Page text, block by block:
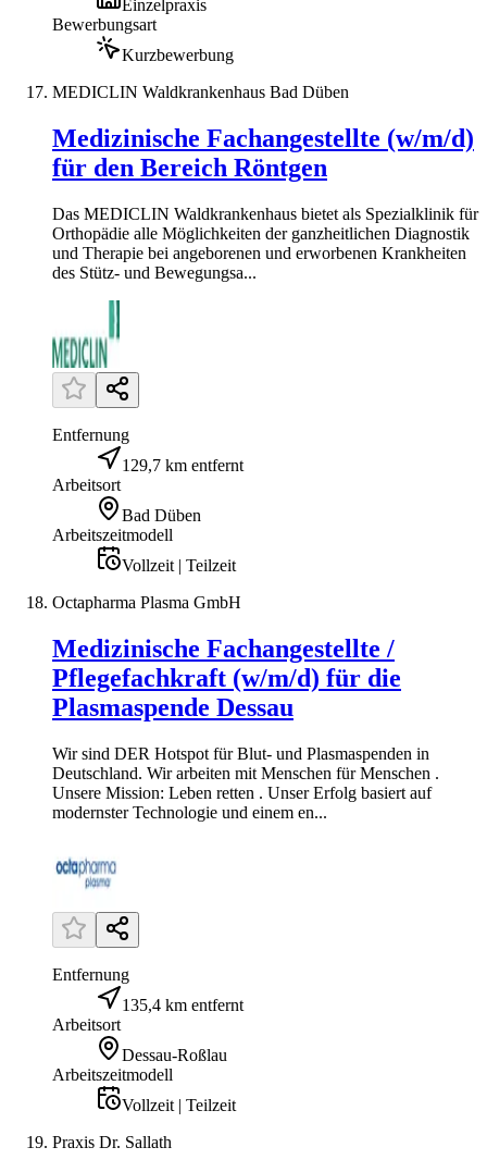
Einzelpraxis
Bewerbungsart
Kurzbewerbung
MEDICLIN Waldkrankenhaus Bad Düben
Medizinische Fachangestellte (w/m/d)
für den Bereich Röntgen
Das MEDICLIN Waldkrankenhaus bietet als Spezialklinik für
Orthopädie alle Möglichkeiten der ganzheitlichen Diagnostik
und Therapie bei angeborenen und erworbenen Krankheiten
des Stütz- und Bewegungsa...
Entfernung
129,7 km entfernt
Arbeitsort
Bad Düben
Arbeitszeitmodell
Vollzeit | Teilzeit
Octapharma Plasma GmbH
Medizinische Fachangestellte /
Pflegefachkraft (w/m/d) für die
Plasmaspende Dessau
Wir sind DER Hotspot für Blut- und Plasmaspenden in
Deutschland. Wir arbeiten mit Menschen für Menschen .
Unsere Mission: Leben retten . Unser Erfolg basiert auf
modernster Technologie und einem en...
Entfernung
135,4 km entfernt
Arbeitsort
Dessau-Roßlau
Arbeitszeitmodell
Vollzeit | Teilzeit
Praxis Dr. Sallath